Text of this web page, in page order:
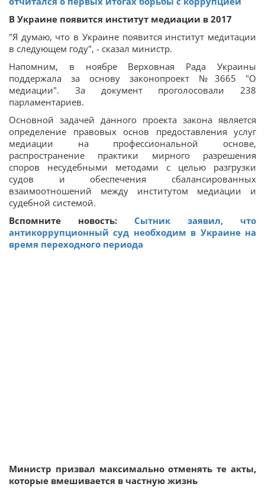
В Украине появится институт медиации в 2017
"Я думаю, что в Украине появится институт медитации
в следующем году", - сказал министр.
Напомним, в ноябре Верховная Рада Украины
поддержала за основу законопроект №3665 "О
медиации". За документ проголосовали 238
парламентариев.
Основной задачей данного проекта закона является
определение правовых основ предоставления услуг
медиации на профессиональной основе,
распространение практики мирного разрешения
споров несудебными методами с целью разгрузки
судов и обеспечения сбалансированных
взаимоотношений между институтом медиации и
судебной системой.
Вспомните новость: Сытник заявил, что
антикоррупционный суд необходим в Украине на
время переходного периода
Министр призвал максимально отменять те акты,
которые вмешивается в частную жизнь